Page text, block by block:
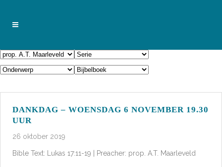
DANKDAG – WOENSDAG 6 NOVEMBER 19.30
UUR
26 oktober 2019
Bible Text: Lukas 17:11-19 | Preacher: prop. A.T. Maarleveld